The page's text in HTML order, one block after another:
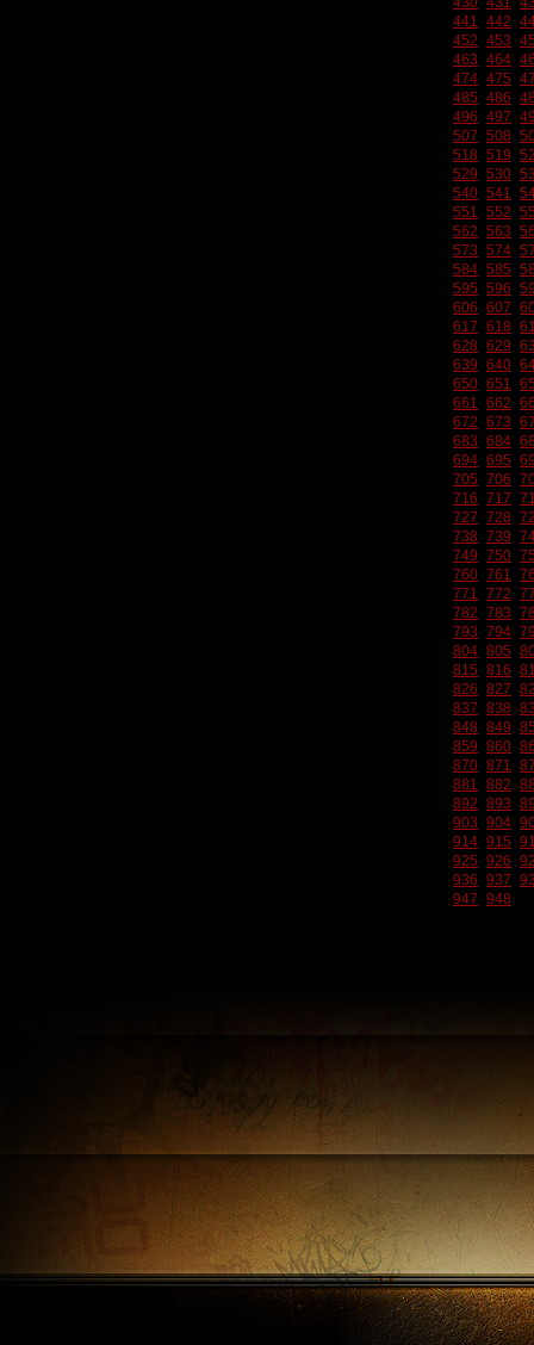
441 442
452 453
463 464
474 475
485 486
496 497
507 508
518 519
529 530
540 541
551 552
562 563
573 574
584 585
595 596
606 607
617 618
628 629
639 640
650 651
661 662
672 673
683 684
694 695
705 706
716 717
727 728
738 739
749 750
760 761
771 772
782 783
793 794
804 805
815 816
826 827
837 838
848 849
859 860
870 871
881 882
892 893
903 904
914 915
925 926
936 937
947 948